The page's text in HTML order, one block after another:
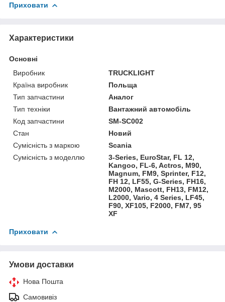
Приховати
Характеристики
Основні
Виробник
TRUCKLIGHT
Країна виробник
Польща
Тип запчастини
Аналог
Тип техніки
Вантажний автомобіль
Код запчастини
SM-SC002
Стан
Новий
Сумісність з маркою
Scania
Сумісність з моделлю
3-Series, EuroStar, FL 12,
Kangoo, FL-6, Actros, M90,
Magnum, FM9, Sprinter, F12,
FH 12, LF55, G-Series, FH16,
M2000, Mascott, FH13, FM12,
L2000, Vario, 4 Series, LF45,
F90, XF105, F2000, FM7, 95
XF
Приховати
Умови доставки
Нова Пошта
Самовивіз